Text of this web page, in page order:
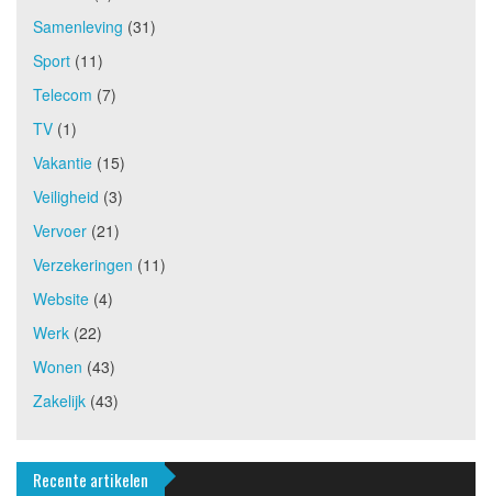
Samenleving (31)
Sport (11)
Telecom (7)
TV (1)
Vakantie (15)
Veiligheid (3)
Vervoer (21)
Verzekeringen (11)
Website (4)
Werk (22)
Wonen (43)
Zakelijk (43)
Recente artikelen